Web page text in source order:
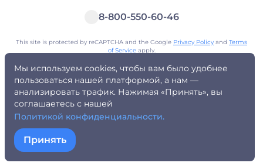
Мы используем cookies, чтобы вам было удобнее
пользоваться нашей платформой, а нам —
анализировать трафик. Нажимая «Принять», вы
соглашаетесь с нашей
Политикой конфиденциальности.
Принять
8-800-550-60-46
This site is protected by reCAPTCHA and the Google Privacy Policy and Terms
of Serviceapply.
Уведомление для физических лицПредупреждение о рисках
Политика конфиденциальностиПерсональные данные (ФЗ-152/242)
Правила пользования
Оферта AML политика